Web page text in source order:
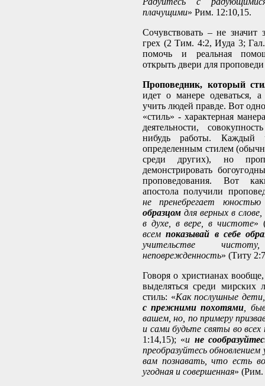
плачущими» Рим. 12:10,15.
Сочувствовать – не значит
грех (2 Тим. 4:2, Иуда 3;
помочь и реальная
открыть двери для
Проповедник, который
идет о манере одеваться,
учить людей правде. Вот
«стиль» - характерная
деятельности,
нибудь работы. Каждый
определенным стилем
среди других), но
демонстрировать
проповедования. Вот
апостола получили
не пренебрегает
образцом для верных в
в духе, в вере, в чистоте»
всемпоказывай в себе
учительстве
неповрежденность» (Титу
Говоря о христианах
выделяться среди мирских
стиль: «Как послушные
с прежними похотями ,
вашем, но, по примеру
и сами будьте святы во всех
1:14,15); «и не
преобразуйтесь
вам познавать, что есть
угодная и совершенная» (Рим.